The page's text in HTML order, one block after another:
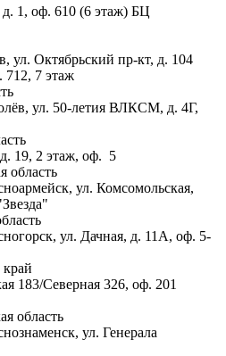
1, оф. 610 (6 этаж) БЦ
ул. Октябрьский пр-кт, д. 104
7 этаж
ул. 50-летия ВЛКСМ, д. 4Г,
д. 19, 2 этаж, оф. 5
область
ул. Комсомольская,
ул. Дачная, д. 11А, оф. 5-
183/Северная 326, оф. 201
область
ул. Генерала